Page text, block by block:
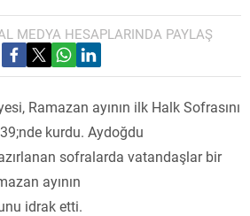
MEDYA HESAPLARINDA PAYLAŞ
Ramazan ayının ilk Halk Sofrasını
kurdu. Aydoğdu
sofralarda vatandaşlar bir
ayının
idrak etti.